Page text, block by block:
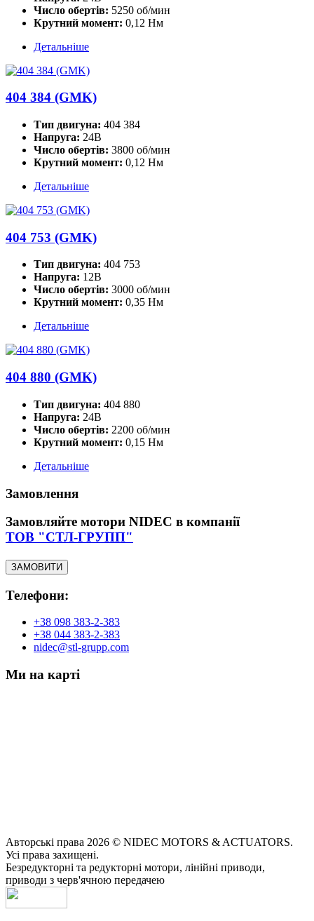
Число обертів: 5250 об/мин
Крутний момент: 0,12 Нм
Детальніше
404 384 (GMK)
Тип двигуна: 404 384
Напруга: 24В
Число обертів: 3800 об/мин
Крутний момент: 0,12 Нм
Детальніше
404 753 (GMK)
Тип двигуна: 404 753
Напруга: 12В
Число обертів: 3000 об/мин
Крутний момент: 0,35 Нм
Детальніше
404 880 (GMK)
Тип двигуна: 404 880
Напруга: 24В
Число обертів: 2200 об/мин
Крутний момент: 0,15 Нм
Детальніше
Замовлення
Замовляйте мотори NIDEC в компанії
ТОВ "СТЛ-ГРУПП"
ЗАМОВИТИ
Телефони:
+38 098 383-2-383
+38 044 383-2-383
nidec@stl-grupp.com
Ми на карті
Авторські права 2026 © NIDEC MOTORS & ACTUATORS.
Усі права захищені.
Безредукторні та редукторні мотори, лінійні приводи,
приводи з черв'ячною передачею